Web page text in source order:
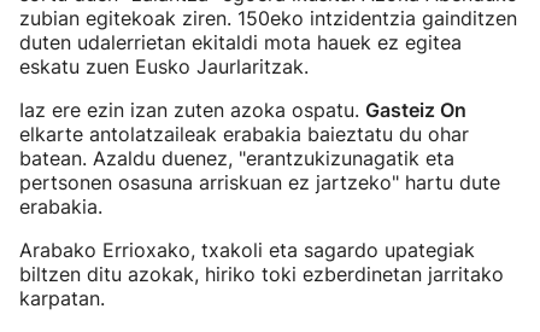
zubian egitekoak ziren. 150eko intzidentzia gainditzen
duten udalerrietan ekitaldi mota hauek ez egitea
eskatu zuen Eusko Jaurlaritzak.
Iaz ere ezin izan zuten azoka ospatu. Gasteiz On
elkarte antolatzaileak erabakia baieztatu du ohar
batean. Azaldu duenez, "erantzukizunagatik eta
pertsonen osasuna arriskuan ez jartzeko" hartu dute
erabakia.
Arabako Errioxako, txakoli eta sagardo upategiak
biltzen ditu azokak, hiriko toki ezberdinetan jarritako
karpatan.